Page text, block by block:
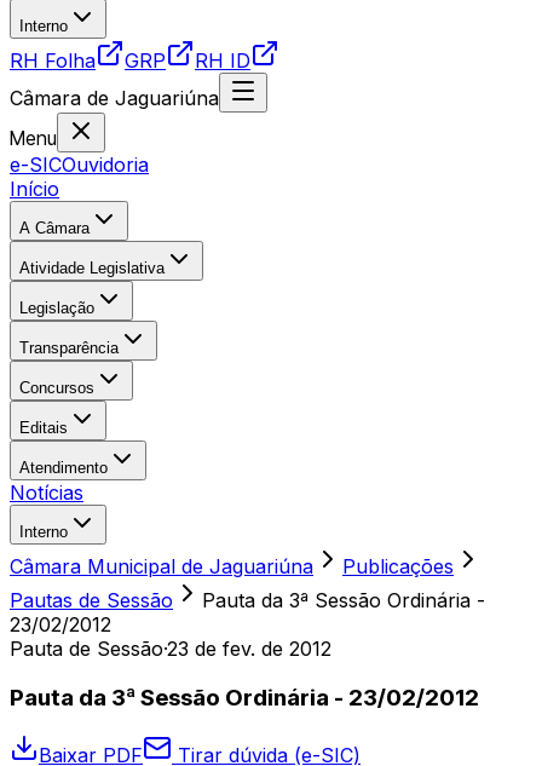
Interno
RH Folha GRP
RH ID
Câmara de Jaguariúna
Menu
e-SICOuvidoria
Início
A Câmara
Atividade Legislativa
Legislação
Transparência
Concursos
Editais
Atendimento
Notícias
Interno
Câmara Municipal de Jaguariúna
Publicações
Pautas de Sessão
Pauta da 3ª Sessão Ordinária -
23/02/2012
Pauta de Sessão·23 de fev. de 2012
Pauta da 3ª Sessão Ordinária - 23/02/2012
Baixar PDF
Tirar dúvida (e-SIC)